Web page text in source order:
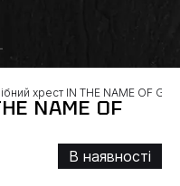
хрест IN THE NAME OF
NAME OF
В наявності